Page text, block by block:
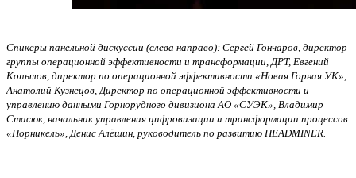
Спикеры панельной дискуссии (слева направо): Сергей Гончаров, директор
группы операционной эффективности и трансформации, ДРТ, Евгений
Копылов, директор по операционной эффективности «Новая Горная УК»,
Анатолий Кузнецов, Директор по операционной эффективности и
управлению данными Горнорудного дивизиона АО «СУЭК», Владимир
Стасюк, начальник управления цифровизации и трансформации процессов
«Норникель», Денис Алёшин, руководитель по развитию HEADMINER.